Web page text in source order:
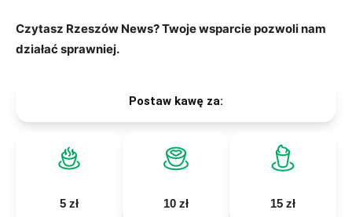
Czytasz Rzeszów News? Twoje wsparcie pozwoli nam
działać sprawniej.
Postaw kawę za:
5 zł 10 zł 15 zł